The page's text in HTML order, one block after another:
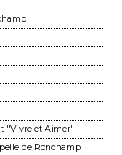
"Vivre et Aimer"
de Ronchamp